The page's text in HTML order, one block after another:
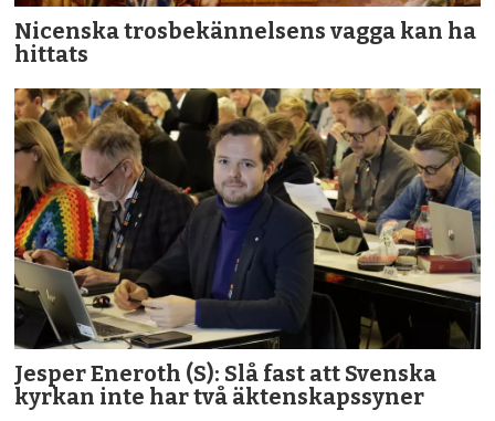
Nicenska trosbekännelsens vagga kan ha
hittats
Jesper Eneroth (S): Slå fast att Svenska
kyrkan inte har två äktenskapssyner